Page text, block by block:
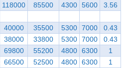
118000 85500 4300 5600 3.56
40000 35500 5300 7000
0.43
38000 33800 5300 7000
0.43
69800 55200 4800 6300
1
66500 52500 4800 6300
1